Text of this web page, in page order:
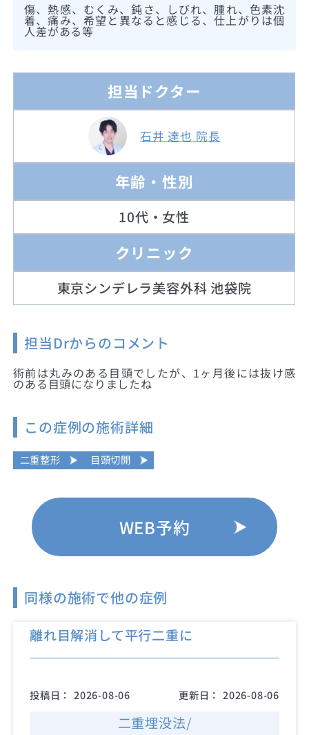
傷、熱感、むくみ、鈍さ、しびれ、腫れ、色素沈
着、痛み、希望と異なると感じる、仕上がりは個
人差がある等
担当ドクター
石井 達也 院長
年齢・性別
10代・女性
クリニック
東京シンデレラ美容外科 池袋院
担当Drからのコメント
術前は丸みのある目頭でしたが、1ヶ月後には抜け感
のある目頭になりましたね
この症例の施術詳細
二重整形 目頭切開
WEB予約
同様の施術で他の症例
離れ目解消して平行二重に
投稿日： 2026-08-06 更新日： 2026-08-06
二重埋没法/